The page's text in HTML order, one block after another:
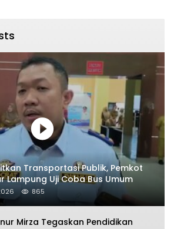
Transportasi Publik, Pemkot
Lampung Uji Coba Bus Umum
865
Mirza Tegaskan Pendidikan